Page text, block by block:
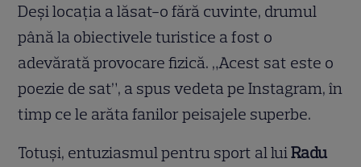
Deși locația a lăsat-o fără cuvinte, drumul
până la obiectivele turistice a fost o
adevărată provocare fizică. „Acest sat este o
poezie de sat”, a spus vedeta pe Instagram, în
timp ce le arăta fanilor peisajele superbe.
Totuși, entuziasmul pentru sport al luiRadu